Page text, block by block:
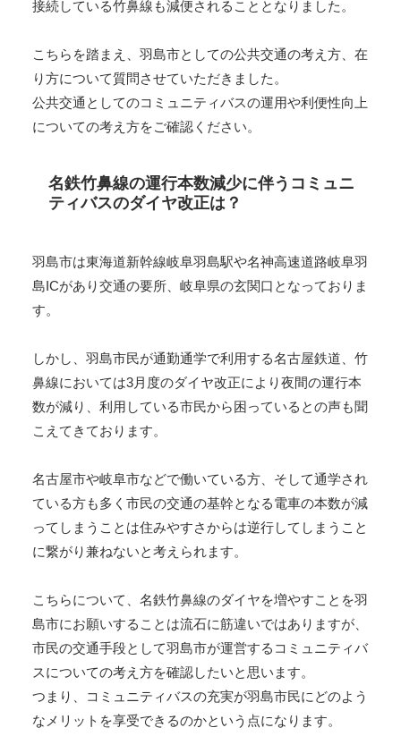
接続している竹鼻線も減便されることとなりました。
こちらを踏まえ、羽島市としての公共交通の考え方、在
り方について質問させていただきました。
公共交通としてのコミュニティバスの運用や利便性向上
についての考え方をご確認ください。
名鉄竹鼻線の運行本数減少に伴うコミュニ
ティバスのダイヤ改正は？
羽島市は東海道新幹線岐阜羽島駅や名神高速道路岐阜羽
島ICがあり交通の要所、岐阜県の玄関口となっておりま
す。
しかし、羽島市民が通勤通学で利用する名古屋鉄道、竹
鼻線においては3月度のダイヤ改正により夜間の運行本
数が減り、利用している市民から困っているとの声も聞
こえてきております。
名古屋市や岐阜市などで働いている方、そして通学され
ている方も多く市民の交通の基幹となる電車の本数が減
ってしまうことは住みやすさからは逆行してしまうこと
に繋がり兼ねないと考えられます。
こちらについて、名鉄竹鼻線のダイヤを増やすことを羽
島市にお願いすることは流石に筋違いではありますが、
市民の交通手段として羽島市が運営するコミュニティバ
スについての考え方を確認したいと思います。
つまり、コミュニティバスの充実が羽島市民にどのよう
なメリットを享受できるのかという点になります。